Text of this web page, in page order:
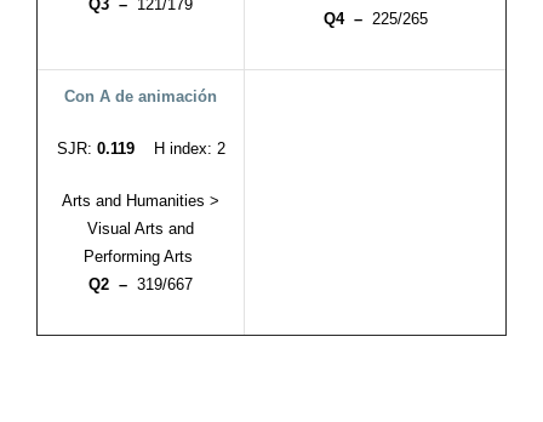
Q3 – 121/179
Q4 – 225/265
Con A de animación
SJR: 0.119 H index: 2
Arts and Humanities >
Visual Arts and
Performing Arts
Q2 – 319/667